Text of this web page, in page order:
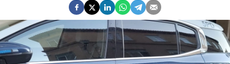
OPINIÓN
GALERÍAS